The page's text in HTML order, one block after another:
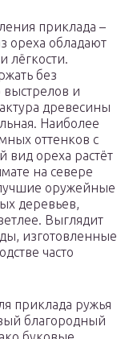
приклада –
ореха обладают
лёгкости.
без
и
древесины
Наиболее
оттенков с
вид ореха растёт
на севере
оружейные
деревьев,
Выглядит
изготовленные
часто
приклада ружья
благородный